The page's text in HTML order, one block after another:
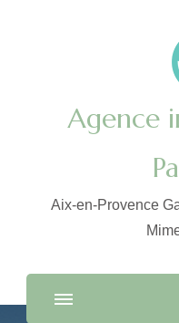
Agence
Aix-en-Provence